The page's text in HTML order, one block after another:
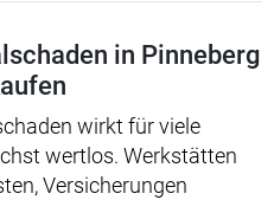
in Pinneberg
wirkt für viele
wertlos. Werkstätten
Versicherungen